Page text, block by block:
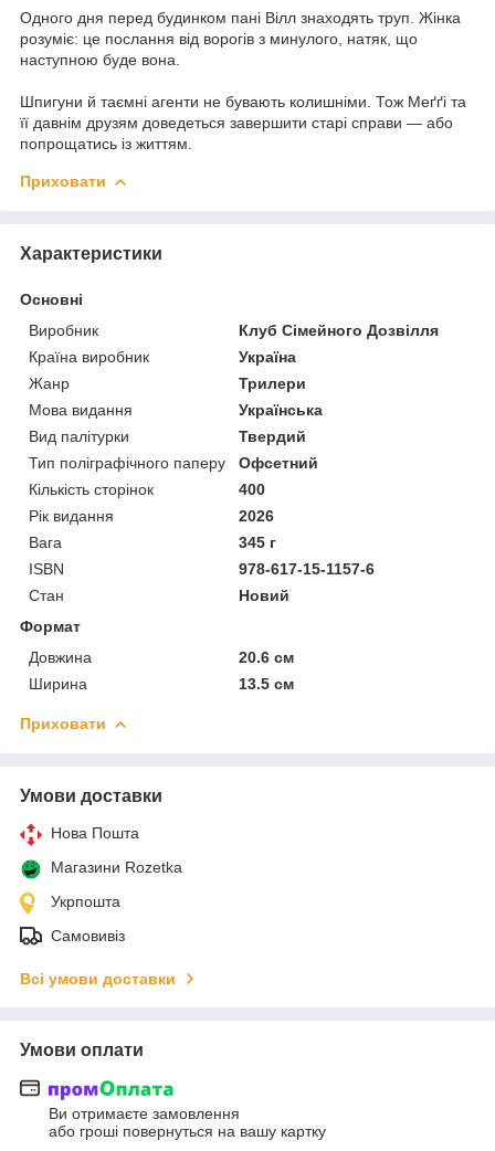
Одного дня перед будинком пані Вілл знаходять труп. Жінка
розуміє: це послання від ворогів з минулого, натяк, що
наступною буде вона.
Шпигуни й таємні агенти не бувають колишніми. Тож Меґґі та
її давнім друзям доведеться завершити старі справи — або
попрощатись із життям.
Приховати
Характеристики
Основні
Виробник
Клуб Сімейного Дозвілля
Країна виробник
Україна
Жанр
Трилери
Мова видання
Українська
Вид палітурки
Твердий
Тип поліграфічного паперу
Офсетний
Кількість сторінок
400
Рік видання
2026
Вага
345 г
ISBN
978-617-15-1157-6
Стан
Новий
Формат
Довжина
20.6 см
Ширина
13.5 см
Приховати
Умови доставки
Нова Пошта
Магазини Rozetka
Укрпошта
Самовивіз
Всі умови доставки
Умови оплати
Ви отримаєте замовлення
або гроші повернуться на вашу картку